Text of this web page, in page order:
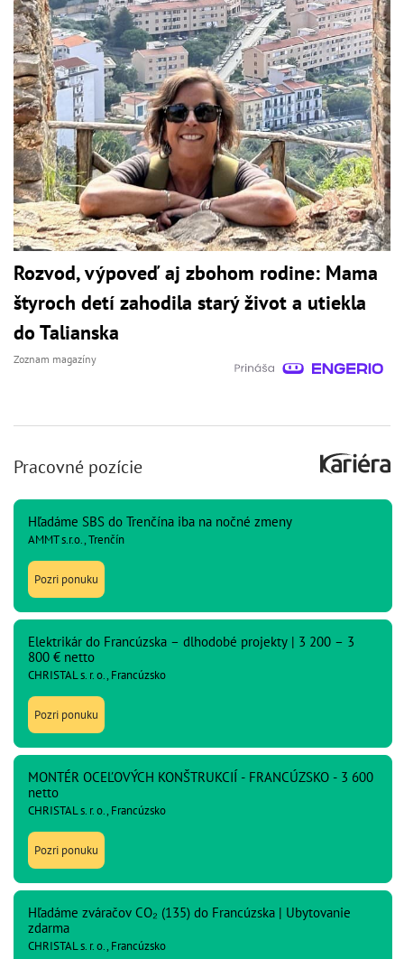
Rozvod, výpoveď aj zbohom rodine: Mama
štyroch detí zahodila starý život a utiekla
do Talianska
Zoznam magazíny
Pracovné pozície
Hľadáme SBS do Trenčína iba na nočné zmeny
AMMT s.r.o., Trenčín
Pozri ponuku
Elektrikár do Francúzska – dlhodobé projekty | 3 200 – 3
800 € netto
CHRISTAL s. r. o., Francúzsko
Pozri ponuku
MONTÉR OCEĽOVÝCH KONŠTRUKCIÍ - FRANCÚZSKO - 3 600
netto
CHRISTAL s. r. o., Francúzsko
Pozri ponuku
Hľadáme zváračov CO₂ (135) do Francúzska | Ubytovanie
zdarma
CHRISTAL s. r. o., Francúzsko